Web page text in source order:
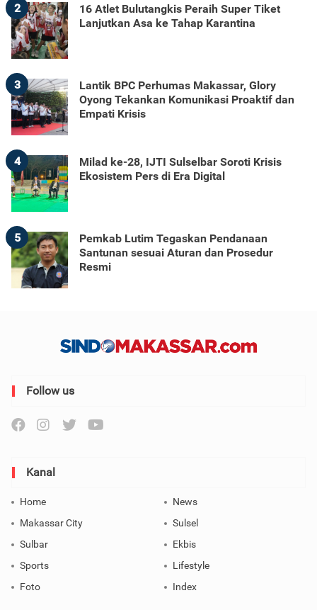
2
16 Atlet Bulutangkis Peraih Super Tiket
Lanjutkan Asa ke Tahap Karantina
3
Lantik BPC Perhumas Makassar, Glory
Oyong Tekankan Komunikasi Proaktif dan
Empati Krisis
4
Milad ke-28, IJTI Sulselbar Soroti Krisis
Ekosistem Pers di Era Digital
5
Pemkab Lutim Tegaskan Pendanaan
Santunan sesuai Aturan dan Prosedur
Resmi
Follow us
Kanal
Home
News
Makassar City
Sulsel
Sulbar
Ekbis
Sports
Lifestyle
Foto
Index